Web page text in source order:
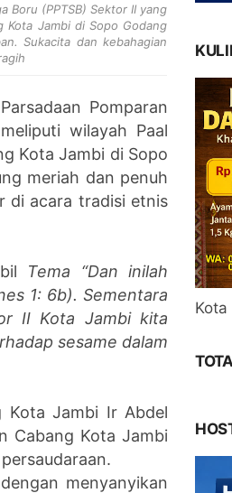
Boru (PPTSB) Sektor II yang
Kota Jambi di Sopo Godang
Sukacita dan kebahagian
Pomparan
wilayah Paal
Kota Jambi di Sopo
meriah dan penuh
di acara tradisi etnis
Tema “Dan inilah
1: 6b). Sementara
II Kota Jambi kita
sesame dalam
Kota Jambi Ir Abdel
Cabang Kota Jambi
menyanyikan